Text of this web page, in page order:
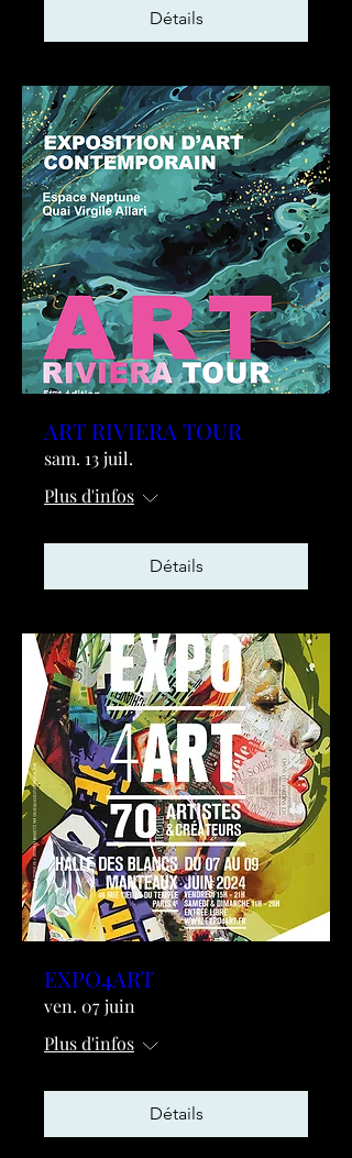
Détails
ART RIVIERA TOUR
sam. 13 juil.
Plus d'infos
Détails
EXPO4ART
ven. 07 juin
Plus d'infos
Détails